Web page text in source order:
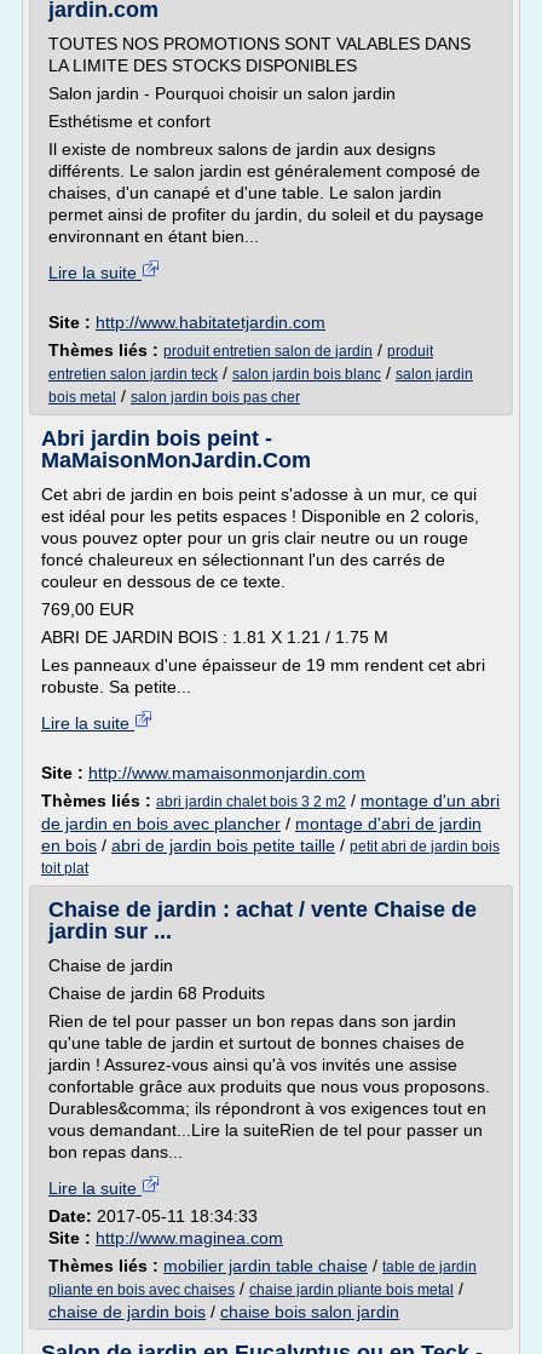
jardin.com
TOUTES NOS PROMOTIONS SONT VALABLES DANS
LA LIMITE DES STOCKS DISPONIBLES
Salon jardin - Pourquoi choisir un salon jardin
Esthétisme et confort
Il existe de nombreux salons de jardin aux designs
différents. Le salon jardin est généralement composé de
chaises, d'un canapé et d'une table. Le salon jardin
permet ainsi de profiter du jardin, du soleil et du paysage
environnant en étant bien...
Lire la suite
Site : http://www.habitatetjardin.com
Thèmes liés : produit entretien salon de jardin / produit
entretien salon jardin teck / salon jardin bois blanc / salon jardin
bois metal / salon jardin bois pas cher
Abri jardin bois peint -
MaMaisonMonJardin.Com
Cet abri de jardin en bois peint s'adosse à un mur, ce qui
est idéal pour les petits espaces ! Disponible en 2 coloris,
vous pouvez opter pour un gris clair neutre ou un rouge
foncé chaleureux en sélectionnant l'un des carrés de
couleur en dessous de ce texte.
769,00 EUR
ABRI DE JARDIN BOIS : 1.81 X 1.21 / 1.75 M
Les panneaux d'une épaisseur de 19 mm rendent cet abri
robuste. Sa petite...
Lire la suite
Site : http://www.mamaisonmonjardin.com
Thèmes liés : abri jardin chalet bois 3 2 m2 / montage d'un abri
de jardin en bois avec plancher / montage d'abri de jardin
en bois / abri de jardin bois petite taille / petit abri de jardin bois
toit plat
Chaise de jardin : achat / vente Chaise de
jardin sur ...
Chaise de jardin
Chaise de jardin 68 Produits
Rien de tel pour passer un bon repas dans son jardin
qu'une table de jardin et surtout de bonnes chaises de
jardin ! Assurez-vous ainsi qu'à vos invités une assise
confortable grâce aux produits que nous vous proposons.
Durables&comma; ils répondront à vos exigences tout en
vous demandant...Lire la suiteRien de tel pour passer un
bon repas dans...
Lire la suite
Date: 2017-05-11 18:34:33
Site : http://www.maginea.com
Thèmes liés : mobilier jardin table chaise / table de jardin
pliante en bois avec chaises / chaise jardin pliante bois metal /
chaise de jardin bois / chaise bois salon jardin